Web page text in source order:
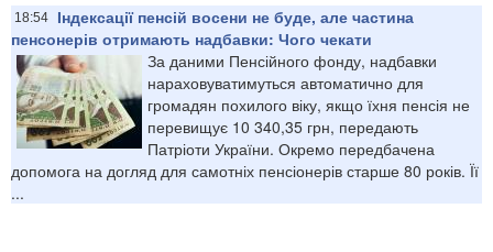
18:54
Індексації пенсій восени не буде, але частина
пенсонерів отримають надбавки: Чого чекати
За даними Пенсійного фонду, надбавки
нараховуватимуться автоматично для
громадян похилого віку, якщо їхня пенсія не
перевищує 10 340,35 грн, передають
Патріоти України. Окремо передбачена
допомога на догляд для самотніх пенсіонерів старше 80 років. Її
...